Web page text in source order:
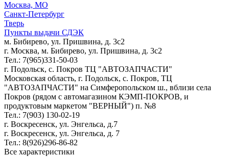
Москва, МО
Санкт-Петербург
Тверь
Пункты выдачи СДЭК
м. Бибирево, ул. Пришвина, д. 3с2
г. Москва, м. Бибирево, ул. Пришвина, д. 3с2
Тел.: 7(965)331-50-03
г. Подольск, c. Покров ТЦ "АВТОЗАПЧАСТИ"
Московская область, г. Подольск, c. Покров, ТЦ
"АВТОЗАПЧАСТИ" на Симферопольском ш., вблизи села
Покров (рядом с автомагазином КЭМП-ПОКРОВ, и
продуктовым маркетом "ВЕРНЫЙ") п. №8
Тел.: 7(903) 130-02-19
г. Воскресенск, ул. Энгельса, д.7
г. Воскресенск, ул. Энгельса, д. 7
Тел.: 8(926)296-86-82
Все характеристики